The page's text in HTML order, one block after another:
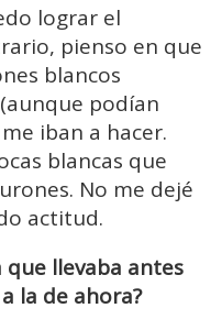
lograr el
pienso en que
blancos
podían
iban a hacer.
blancas que
No me dejé
actitud.
que llevaba antes
la de ahora?